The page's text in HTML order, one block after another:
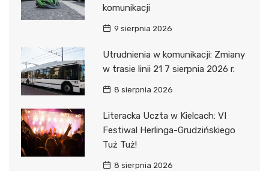
komunikacji
9 sierpnia 2026
Utrudnienia w komunikacji: Zmiany
w trasie linii 21 7 sierpnia 2026 r.
8 sierpnia 2026
Literacka Uczta w Kielcach: VI
Festiwal Herlinga-Grudzińskiego
Tuż Tuż!
8 sierpnia 2026